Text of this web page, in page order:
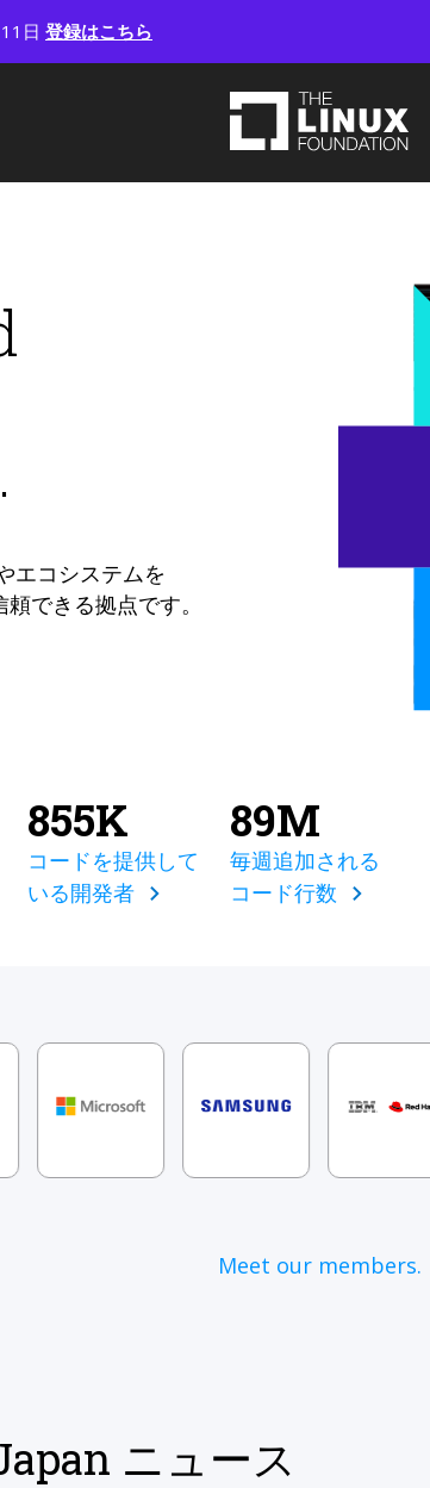
日 登録はこちら
エコシステムを
できる拠点です。
855K
コードを提供して
いる開発者
89M
毎週追加される
コード行数
Meet our members.
ニュース